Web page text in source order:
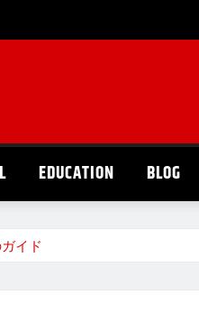
EDUCATION BLOG
イド